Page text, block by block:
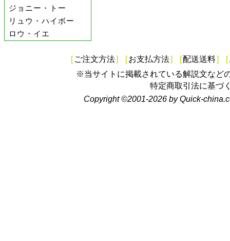
ジョニー・トー
リュウ・ハイボー
ロウ・イエ
[ ご注文方法] [お支払方法] [配送送料] [
※当サイトに掲載されている解説文など
特定商取引法に基づ
Copyright ©2001-2026 by Quick-